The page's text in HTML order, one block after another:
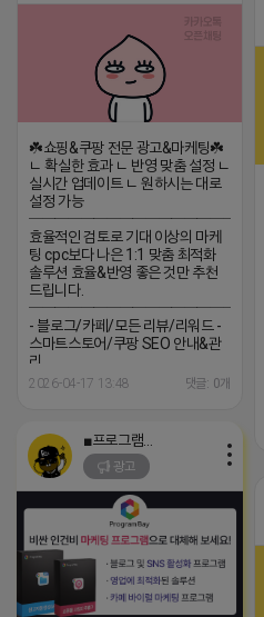
☘️쇼핑&쿠팡 전문 광고&마케팅☘️
ㄴ 확실한 효과 ㄴ 반영 맞춤 설정 ㄴ
실시간 업데이트 ㄴ 원하시는 대로
설정 가능
─────────────────
효율적인 검토로 기대 이상의 마케
팅 cpc보다 나은 1:1 맞춤 최적화
솔루션 효율&반영 좋은 것만 추천
드립니다.
─────────────────
- 블로그/카페/모든 리뷰/리워드 -
스마트스토어/쿠팡 SEO 안내&관
리
─────────────────
2026-04-17 13:48 댓글: 0개
광고